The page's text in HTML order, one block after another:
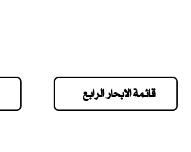
قائمة الابحار الرابع